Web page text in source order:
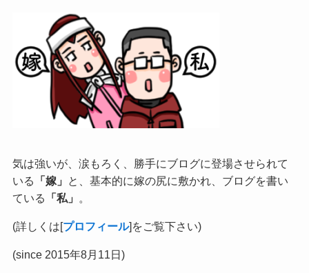
気は強いが、涙もろく、勝手にブログに登場させられて
いる
「嫁」
と、基本的に嫁の尻に敷かれ、ブログを書い
ている
「私」 。
(詳しくは[プロフィール]をご覧下さい)
(since 2015年8月11日)